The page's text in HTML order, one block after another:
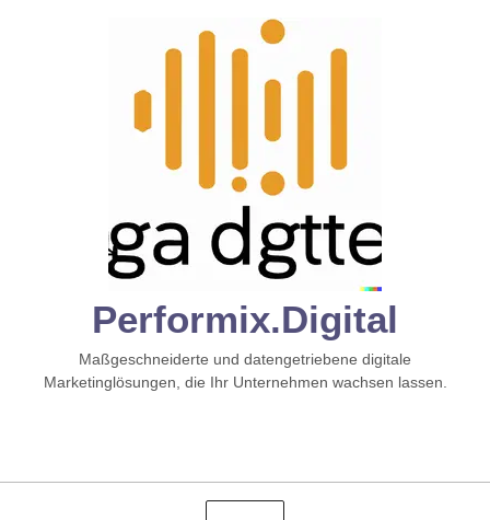
Performix.digital
Maßgeschneiderte und datengetriebene digitale
Marketinglösungen, die Ihr Unternehmen wachsen lassen.